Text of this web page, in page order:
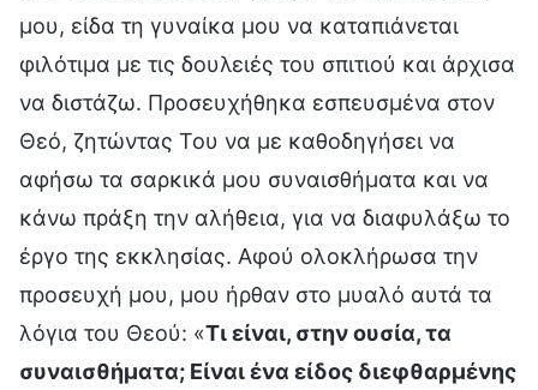
μου, είδα τη γυναίκα μου να καταπιάνεται
φιλότιμα με τις δουλειές του σπιτιού και άρχισα
να διστάζω. Προσευχήθηκα εσπευσμένα στον
Θεό, ζητώντας Του να με καθοδηγήσει να
αφήσω τα σαρκικά μου συναισθήματα και να
κάνω πράξη την αλήθεια, για να διαφυλάξω το
έργο της εκκλησίας. Αφού ολοκλήρωσα την
προσευχή μου, μου ήρθαν στο μυαλό αυτά τα
λόγια του Θεού: «Τι είναι, στην ουσία, τα
συναισθήματα; Είναι ένα είδος διεφθαρμένης